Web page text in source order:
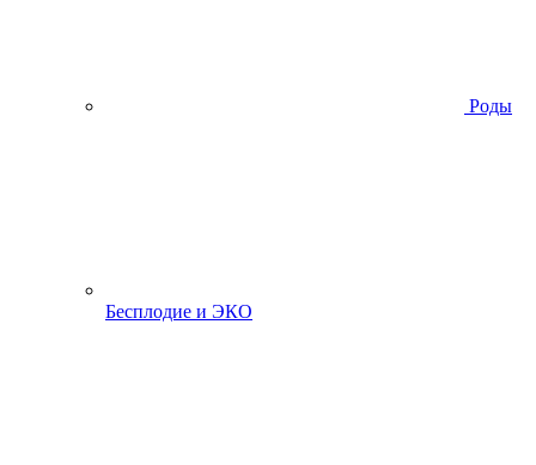
Роды
Бесплодие и ЭКО